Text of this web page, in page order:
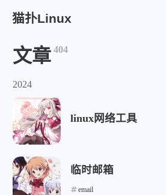
猫扑Linux
文章 404
2024
linux网络工具
临时邮箱
email